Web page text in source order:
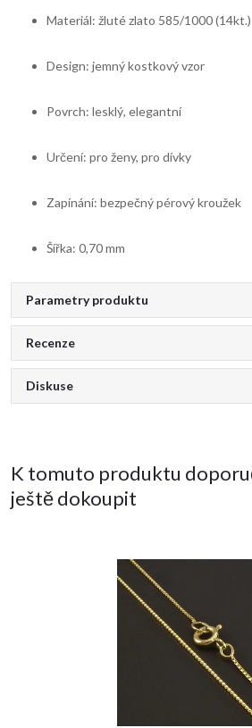
Materiál: žluté zlato 585/1000 (14kt.)
Design: jemný kostkový vzor
Povrch: lesklý, elegantní
Určení: pro ženy, pro dívky
Zapínání: bezpečný pérový kroužek
Šířka: 0,70 mm
Parametry produktu
Recenze
Diskuse
K tomuto produktu
ještě dokoupit